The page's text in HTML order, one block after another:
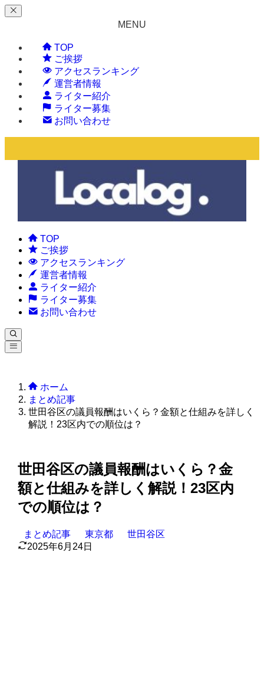
MENU
TOP
ご挨拶
アクセスランキング
運営者情報
ライター紹介
ライター募集
お問い合わせ
TOP
ご挨拶
アクセスランキング
運営者情報
ライター紹介
ライター募集
お問い合わせ
ホーム
まとめ記事
世田谷区の議員報酬はいくら？金額と仕組みを詳しく
解説！23区内での順位は？
世田谷区の議員報酬はいくら？金
額と仕組みを詳しく解説！23区内
での順位は？
まとめ記事 東京都
世田谷区
2025年6月24日